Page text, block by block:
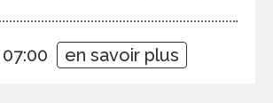
en savoir plus